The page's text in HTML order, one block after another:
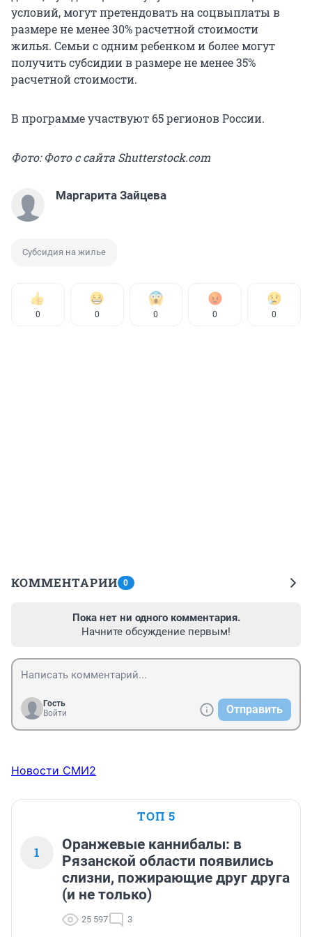
условий, могут претендовать на соцвыплаты в
размере не менее 30% расчетной стоимости
жилья. Семьи с одним ребенком и более могут
получить субсидии в размере не менее 35%
расчетной стоимости.
В программе участвуют 65 регионов России.
Фото: Фото с сайта Shutterstock.com
Маргарита Зайцева
Субсидия на жилье
0 0 0 0 0
КОММЕНТАРИИ 0
Пока нет ни одного комментария.
Начните обсуждение первым!
Гость
Войти
Отправить
Новости СМИ2
ТОП 5
1
Оранжевые каннибалы: в
Рязанской области появились
слизни, пожирающие друг друга
(и не только)
25 597 3